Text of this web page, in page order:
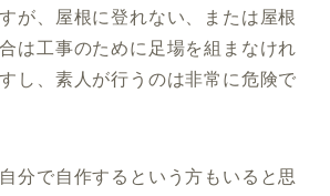
が、屋根に登れない、または屋根
は工事のために足場を組まなけれ
し、素人が行うのは非常に危険で
分で自作するという方もいると思